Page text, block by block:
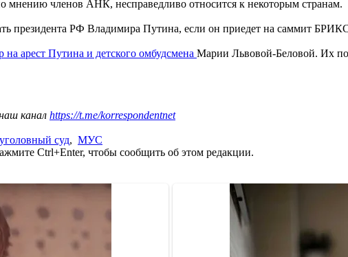
мнению членов АНК, несправедливо относится к некоторым странам.
президента РФ Владимира Путина, если он приедет на саммит
арест Путина и детского омбудсмена Марии Львовой-Беловой. Их
канал https://t.me/korrespondentnet
суд, МУС
Ctrl+Enter, чтобы сообщить об этом редакции.